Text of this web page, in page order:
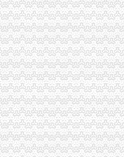
营业执照建工作
施
照落实市局2006年工作要点
商代办贯彻实施
照场监管保护春耕播种
足局行政执法工作
渝中区代办营业执照
行”重庆代办营业执照活动成功举行
公众信息网
业执照趋势
中区代办营业执照食品安全整行动
策确保市渝中区工商代办场繁荣稳定